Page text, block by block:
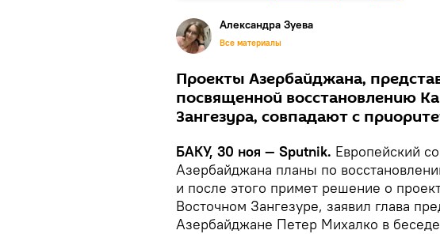
Александра Зуева
Все материалы
Проекты Азербайджана,
посвященной восстановлению
Зангезура, совпадают с
БАКУ, 30 ноя — Sputnik. Европейский
Азербайджана планы по
и после этого примет решение о
Восточном Зангезуре, заявил глава
Азербайджане Петер Михалко в